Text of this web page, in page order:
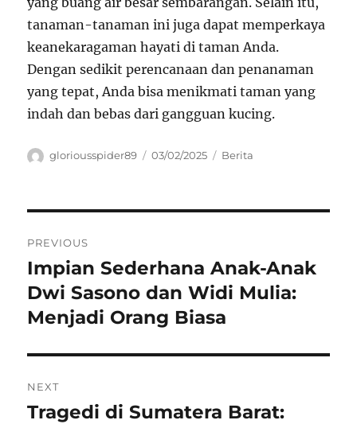
tanaman-tanaman ini juga dapat memperkaya
keanekaragaman hayati di taman Anda.
Dengan sedikit perencanaan dan penanaman
yang tepat, Anda bisa menikmati taman yang
indah dan bebas dari gangguan kucing.
Author
gloriousspider89
Posted
03/02/2025 Categories
Berita
pos
PREVIOUS
Previous
post:
Impian Sederhana Anak-Anak
Dwi Sasono dan Widi Mulia:
Menjadi Orang Biasa
NEXT
Next
Tragedi di Sumatera Barat: